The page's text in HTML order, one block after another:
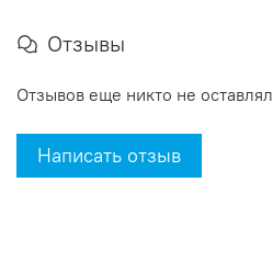
Отзывы
Отзывов еще никто не оставлял
Написать отзыв